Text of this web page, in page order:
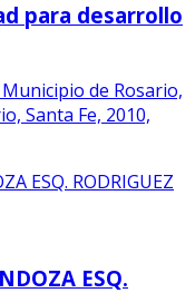
para desarrollo
de Rosario,
Santa Fe, 2010,
ESQ.